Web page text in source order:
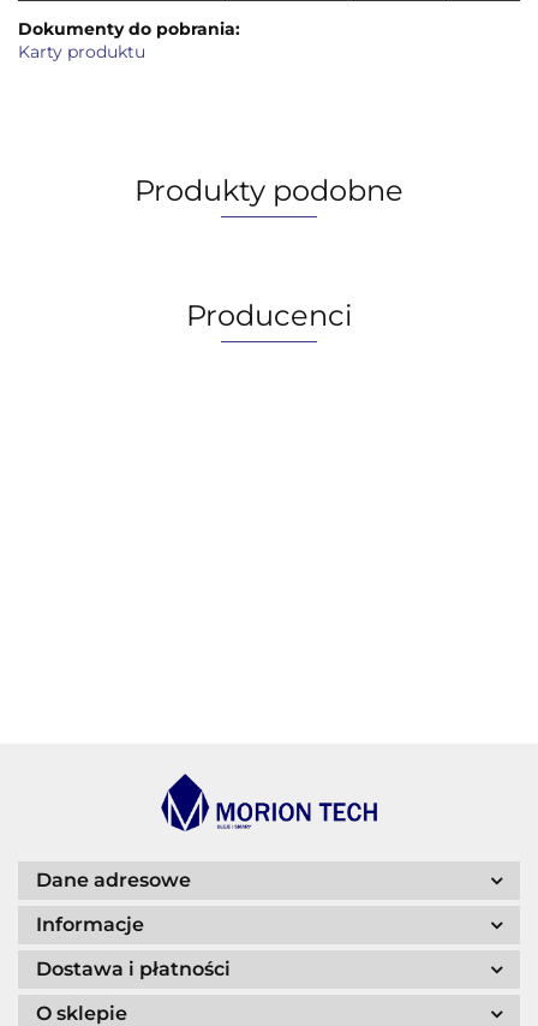
Dokumenty do pobrania:
Karty produktu
Produkty podobne
Producenci
Dane adresowe
Informacje
Dostawa i płatności
O sklepie